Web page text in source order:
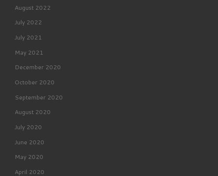
August 2022
July 2022
July 2021
May 2021
December 2020
October 2020
September 2020
August 2020
July 2020
June 2020
May 2020
April 2020